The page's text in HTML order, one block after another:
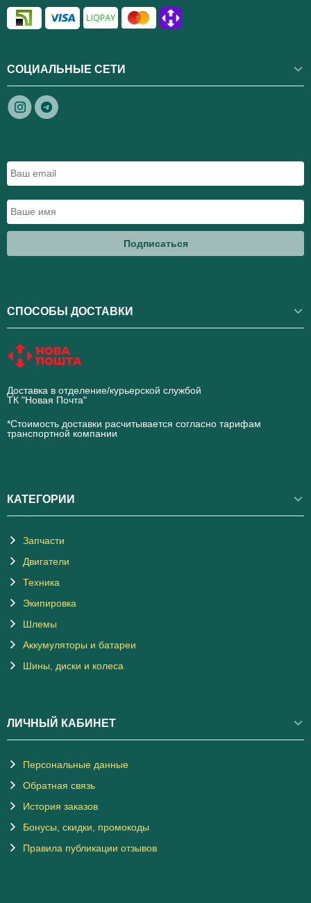
СОЦИАЛЬНЫЕ СЕТИ
Подписаться
СПОСОБЫ ДОСТАВКИ
Доставка в отделение/курьерской службой
ТК "Новая Почта"
*Стоимость доставки расчитывается согласно тарифам
транспортной компании
КАТЕГОРИИ
Запчасти
Двигатели
Техника
Экипировка
Шлемы
Аккумуляторы и батареи
Шины, диски и колеса
ЛИЧНЫЙ КАБИНЕТ
Персональные данные
Обратная связь
История заказов
Бонусы, скидки, промокоды
Правила публикации отзывов